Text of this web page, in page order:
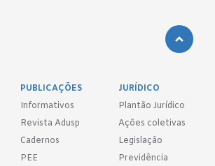
PUBLICAÇÕES
Informativos
Revista Adusp
Cadernos
PEE
JURÍDICO
Plantão Jurídico
Ações coletivas
Legislação
Previdência